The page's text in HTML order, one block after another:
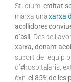
Studium, entitat
marxa una xarxa
acollidores
d’asil
. Des de
xarxa, donant
suport de l’equip
d’#hospitalaris,
èxit: el 85% de les